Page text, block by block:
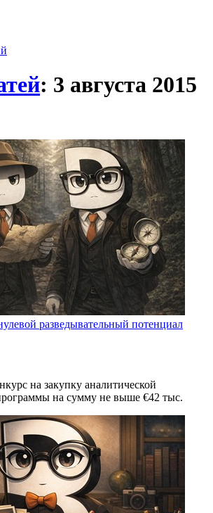
: 3 августа 2015
разведывательный потенциал
на закупку аналитической
на сумму не выше €42 тыс.